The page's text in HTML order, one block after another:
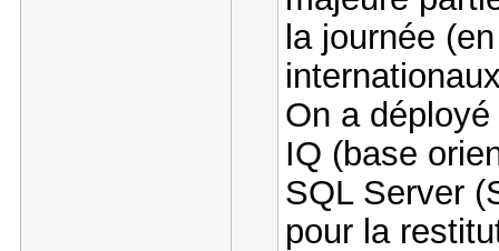
la journée
On a
IQ (base
SQL Server
pour la